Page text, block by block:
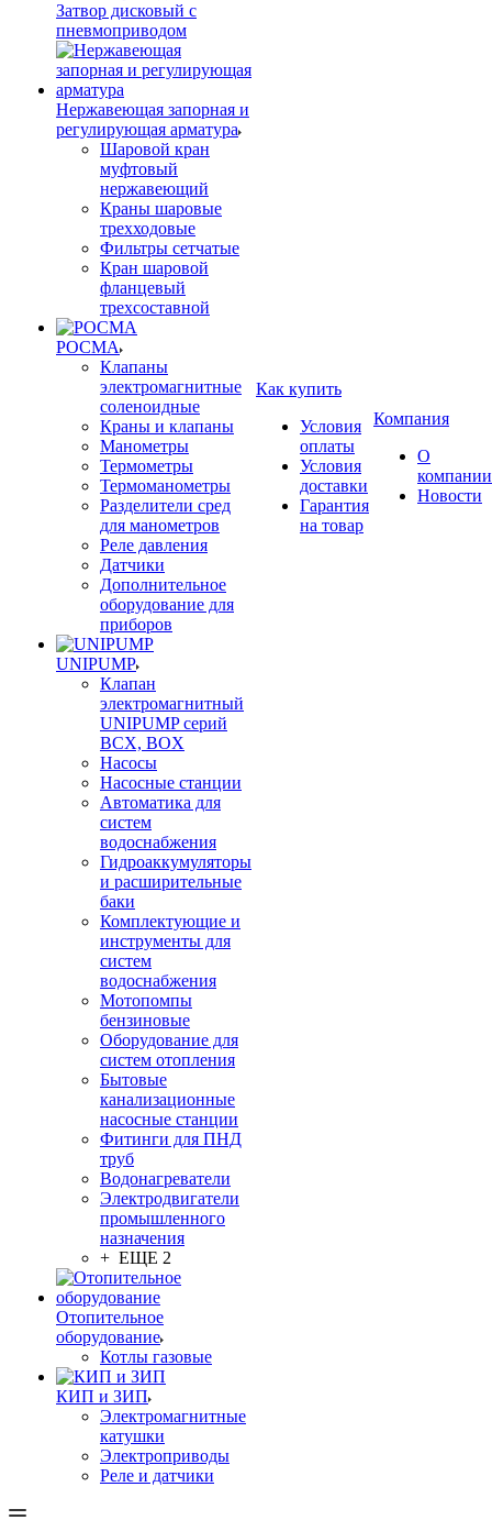
Затвор дисковый с
пневмоприводом
Нержавеющая запорная и
регулирующая арматура
Шаровой кран
муфтовый
нержавеющий
Краны шаровые
трехходовые
Фильтры сетчатые
Кран шаровой
фланцевый
трехсоставной
РОСМА
Клапаны
электромагнитные
соленоидные
Краны и клапаны
Манометры
Термометры
Термоманометры
Разделители сред
для манометров
Реле давления
Датчики
Дополнительное
оборудование для
приборов
UNIPUMP
Клапан
электромагнитный
UNIPUMP серий
BCX, BOX
Насосы
Насосные станции
Автоматика для
систем
водоснабжения
Гидроаккумуляторы
и расширительные
баки
Комплектующие и
инструменты для
систем
водоснабжения
Мотопомпы
бензиновые
Оборудование для
систем отопления
Бытовые
канализационные
насосные станции
Фитинги для ПНД
труб
Водонагреватели
Электродвигатели
промышленного
назначения
+ ЕЩЕ 2
Отопительное
оборудование
Котлы газовые
КИП и ЗИП
Электромагнитные
катушки
Электроприводы
Реле и датчики
Как купить
Условия
оплаты
Условия
доставки
Гарантия
на товар
Компания
О
компании
Новости